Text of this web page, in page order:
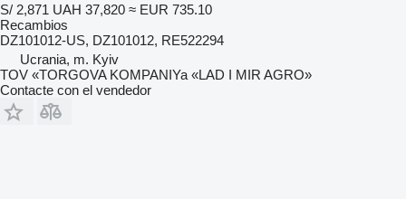
S/ 2,871 UAH 37,820 ≈ EUR 735.10
Recambios
DZ101012-US, DZ101012, RE522294
Ucrania, m. Kyiv
TOV «TORGOVA KOMPANIYa «LAD I MIR AGRO»
Contacte con el vendedor